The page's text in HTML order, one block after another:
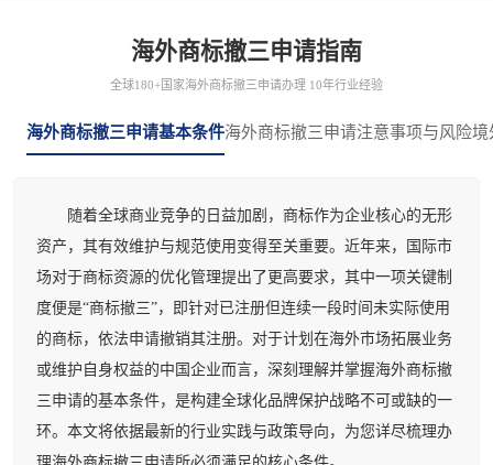
海外商标撤三申请指南
全球180+国家海外商标撤三申请办理 10年行业经验
海外商标撤三申请基本条件海外商标撤三申请注意事项与风险境
随着全球商业竞争的日益加剧，商标作为企业核心的无形
资产，其有效维护与规范使用变得至关重要。近年来，国际市
场对于商标资源的优化管理提出了更高要求，其中一项关键制
度便是“商标撤三”，即针对已注册但连续一段时间未实际使用
的商标，依法申请撤销其注册。对于计划在海外市场拓展业务
或维护自身权益的中国企业而言，深刻理解并掌握海外商标撤
三申请的基本条件，是构建全球化品牌保护战略不可或缺的一
环。本文将依据最新的行业实践与政策导向，为您详尽梳理办